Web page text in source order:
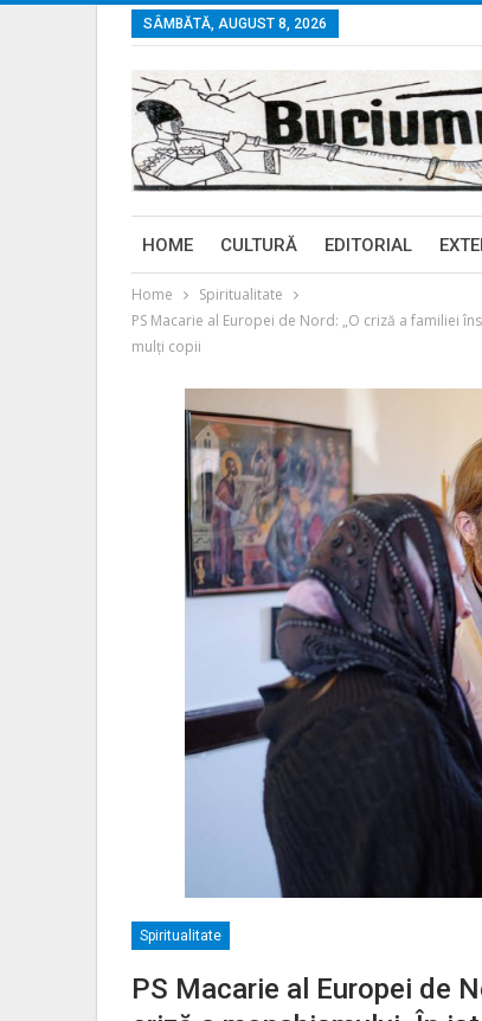
SÂMBĂTĂ, AUGUST 8, 2026
HOME CULTURĂ EDITORIAL
Home
Spiritualitate
PS Macarie al Europei de Nord: „O criză a familiei
mulţi copii
Spiritualitate
PS Macarie al Europei de